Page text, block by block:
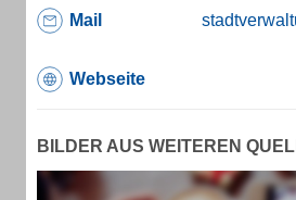
Mail
Webseite
BILDER AUS WEITEREN